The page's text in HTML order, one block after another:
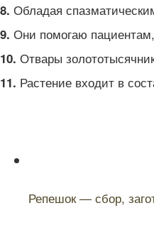
8. Обладая
9. Они помогаю
10. Отвары
11. Растение входит в
Репешок — сбор,